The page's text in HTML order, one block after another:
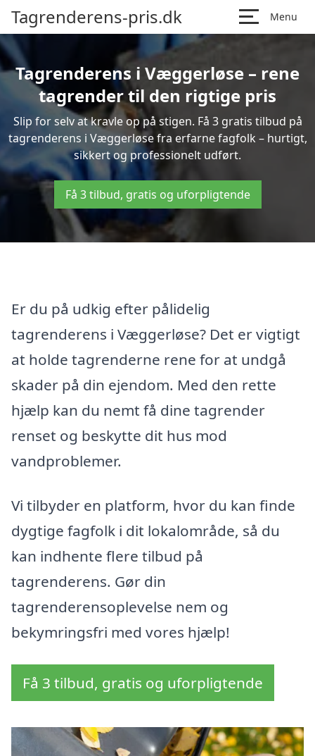
Tagrenderens-pris.dk Menu
Tagrenderens i Væggerløse – rene
tagrender til den rigtige pris
Slip for selv at kravle op på stigen. Få 3 gratis tilbud på
tagrenderens i Væggerløse fra erfarne fagfolk – hurtigt,
sikkert og professionelt udført.
Få 3 tilbud, gratis og uforpligtende
Er du på udkig efter pålidelig
tagrenderens i Væggerløse? Det er vigtigt
at holde tagrenderne rene for at undgå
skader på din ejendom. Med den rette
hjælp kan du nemt få dine tagrender
renset og beskytte dit hus mod
vandproblemer.
Vi tilbyder en platform, hvor du kan finde
dygtige fagfolk i dit lokalområde, så du
kan indhente flere tilbud på
tagrenderens. Gør din
tagrenderensoplevelse nem og
bekymringsfri med vores hjælp!
Få 3 tilbud, gratis og uforpligtende